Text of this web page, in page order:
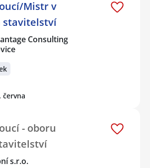
Mistr v
stavitelství
Consulting
června
- oboru
s.r.o.